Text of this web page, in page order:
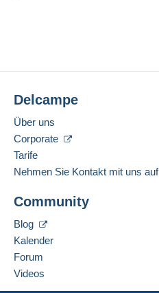
Delcampe
Über uns
Corporate
Tarife
Nehmen Sie Kontakt mit uns auf
Community
Blog
Kalender
Forum
Videos